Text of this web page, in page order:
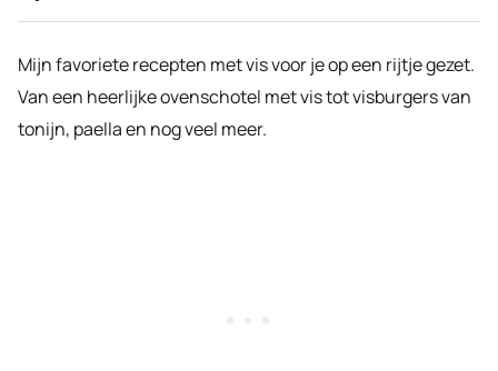
Mijn favoriete recepten met vis voor je op een rijtje gezet.
Van een heerlijke ovenschotel met vis tot visburgers van
tonijn, paella en nog veel meer.